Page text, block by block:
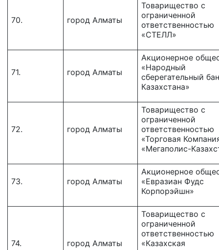
70. город Алматы
Товарищество с
ограниченной
ответственностью
«СТЕЛЛ»
71. город Алматы
Акционерное
«Народный
сберегательный
Казахстана»
72. город Алматы
Товарищество c
ограниченной
ответственностью
«Торговая
«Мегаполис-
73. город Алматы
Акционерное
«Евразиан Фудс
Корпорэйшн»
74. город Алматы
Товарищество с
ограниченной
ответственностью
«Казахская